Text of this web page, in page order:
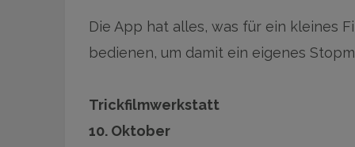
Die App hat alles, was für ein kleines
bedienen, um damit ein eigenes
Trickfilmwerkstatt
10. Oktober